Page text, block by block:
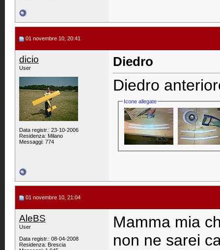
01 novembre 10, 20:41
dicio
User
Data registr.: 23-10-2006
Residenza: Milano
Messaggi: 774
Diedro
Diedro
Icone allegate
01 novembre 10, 21:04
AleBS
User
Data registr.: 08-04-2008
Residenza: Brescia
Mamma mia
non ne sarei